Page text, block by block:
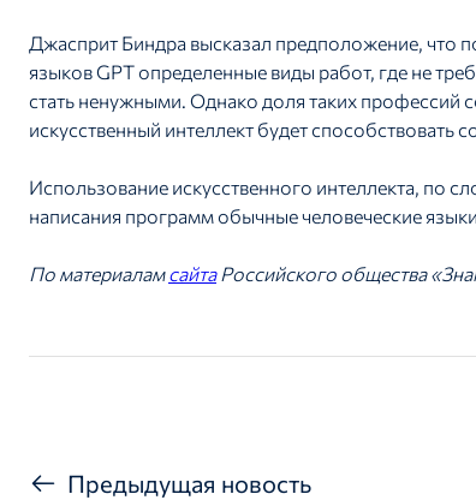
Джасприт Биндра высказал предположение, что
языков GPT определенные виды работ, где не
стать ненужными. Однако доля таких профессий
искусственный интеллект будет способствовать
Использование искусственного интеллекта, по
написания программ обычные человеческие
По материаламсайтаРоссийского общества
Предыдущая новость